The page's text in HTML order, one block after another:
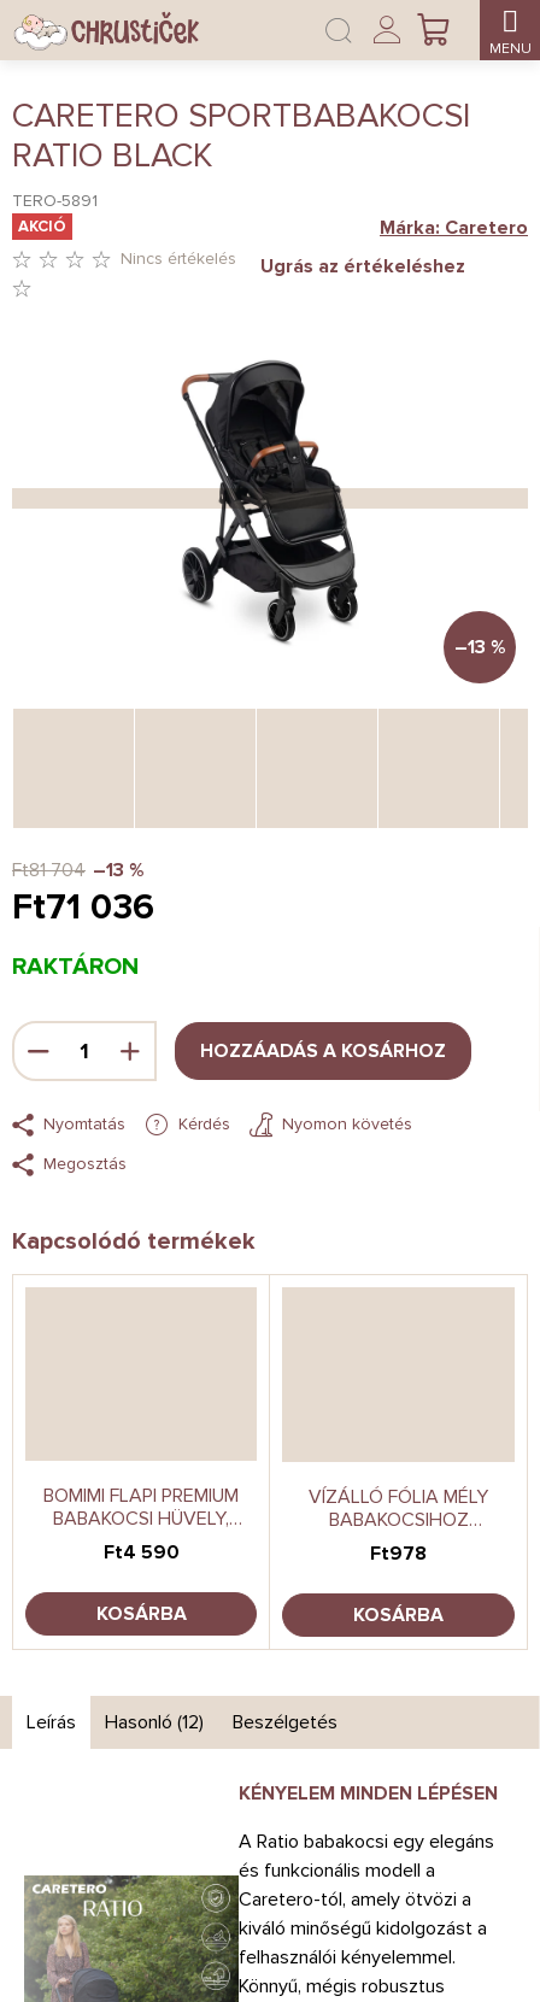
Ugrás
fő
KOSÁR
Bejelentkezés
CARETERO SPORTBABAKOCSI
RATIO BLACK
TERO-5891
AKCIÓ
CSILLAG.
Nincs értékelés Ugrás az értékeléshez
Márka: Caretero
–13 %
Ft81 704 –13 %
Ft71 036
Egységár:
RAKTÁRON
HOZZÁADÁS A KOSÁRHOZ
Nyomtatás Kérdés
Nyomon követés
Megosztás
Kapcsolódó termékek
BOMIMI FLAPI PREMIUM
BABAKOCSI HÜVELY,
SZÜRKE-RÓZSASZÍN
Ft4 590
KOSÁRBA
VÍZÁLLÓ FÓLIA MÉLY
BABAKOCSIHOZ
UNIVERSAL CARETERO
Ft978
KOSÁRBA
Leírás Hasonló (12) Beszélgetés
KÉNYELEM MINDEN LÉPÉSEN
A Ratio babakocsi egy elegáns
és funkcionális modell a
Caretero-tól, amely ötvözi a
kiváló minőségű kidolgozást a
felhasználói kényelemmel.
Könnyű, mégis robusztus